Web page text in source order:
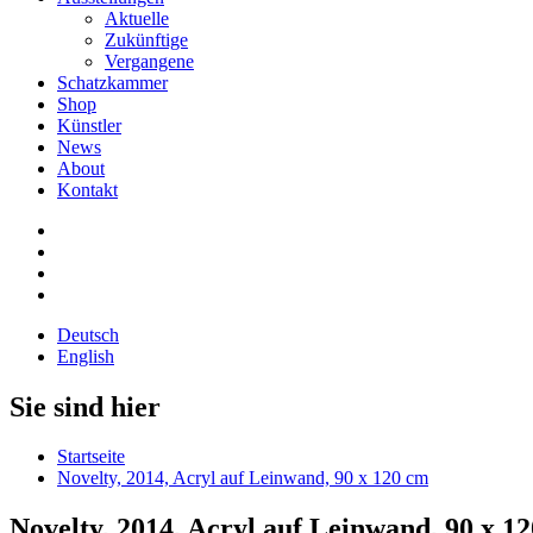
Aktuelle
Zukünftige
Vergangene
Schatzkammer
Shop
Künstler
News
About
Kontakt
Deutsch
English
Sie sind hier
Startseite
Novelty, 2014, Acryl auf Leinwand, 90 x 120 cm